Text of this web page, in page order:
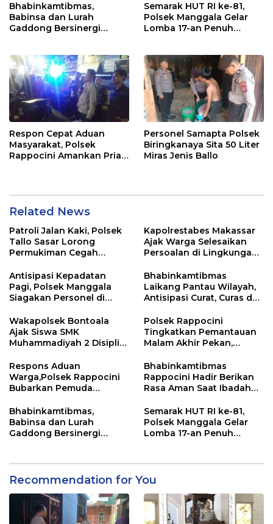
Bhabinkamtibmas,
Babinsa dan Lurah
Gaddong Bersinergi
Semarak HUT RI ke-81,
Polsek Manggala Gelar
Lomba 17-an Penuh
Respon Cepat Aduan
Masyarakat, Polsek
Rappocini Amankan Pria
Personel Samapta Polsek
Biringkanaya Sita 50 Liter
Miras Jenis Ballo
Related News
Patroli Jalan Kaki, Polsek
Tallo Sasar Lorong
Permukiman Cegah
Kapolrestabes Makassar
Ajak Warga Selesaikan
Persoalan di Lingkungan
Antisipasi Kepadatan
Pagi, Polsek Manggala
Siagakan Personel di
Bhabinkamtibmas
Laikang Pantau Wilayah,
Antisipasi Curat, Curas dan
Wakapolsek Bontoala
Ajak Siswa SMK
Muhammadiyah 2 Disiplin
Remaja
Polsek Rappocini
Tingkatkan Pemantauan
Malam Akhir Pekan,
dan Balapan Liar
Respons Aduan
Warga,Polsek Rappocini
Bubarkan Pemuda
Bhabinkamtibmas
Rappocini Hadir Berikan
Rasa Aman Saat Ibadah
Bhabinkamtibmas,
Babinsa dan Lurah
Gaddong Bersinergi
Semarak HUT RI ke-81,
Polsek Manggala Gelar
Lomba 17-an Penuh
Recommendation for You